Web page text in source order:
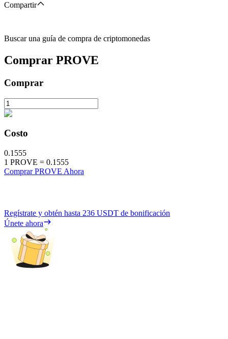
Compartir
Buscar una guía de compra de criptomonedas
Comprar PROVE
Comprar
Costo
0.1555
1 PROVE = 0.1555
Comprar PROVE Ahora
Regístrate y obtén hasta 236 USDT de bonificación
Únete ahora